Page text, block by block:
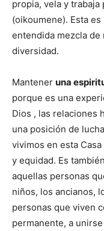
propia, vela y trabaja
(oikoumene). Esta
entendida mezcla de
diversidad.
Mantener una
porque es una
Dios , las relaciones
una posición de
vivimos en esta
y equidad. Es
aquellas personas
niños, los ancianos,
personas que viven
permanente, a